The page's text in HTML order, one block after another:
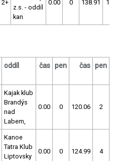
2+
z.s. - oddíl
kan
0.00 0 138.91 102
oddíl čas pen čas pen
Kajak klub
Brandýs
nad
Labem,
0.00 0 120.06 2
Kanoe
Tatra Klub
Liptovsky
0.00 0 124.99 4